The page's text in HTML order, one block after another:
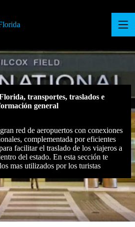
transportes, traslados e
general
red de aeropuertos con conexiones
complementada por eficientes
facilitar el traslado de los viajeros a
del estado. En esta sección te
mas utilizados por los turistas